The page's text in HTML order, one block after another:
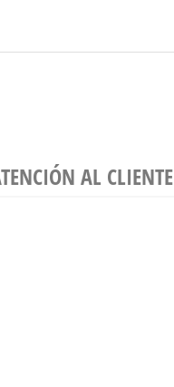
AL CLIENTE